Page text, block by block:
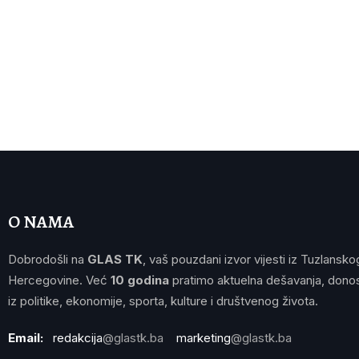
O NAMA
Dobrodošli na GLAS TK, vaš pouzdani izvor vijesti iz
Hercegovine. Već 10 godina pratimo aktuelna dešavanja,
iz politike, ekonomije, sporta, kulture i društvenog života.
Email: redakcija@glastk.ba marketing@glastk.ba